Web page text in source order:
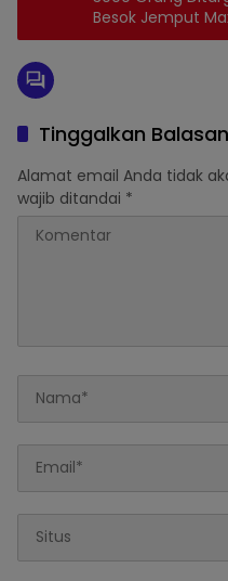
Nemagkawipos.com
kabupaten Mimika
Politik
Besok Jemput
Moses Kilangin
Tinggalkan Balasan
Alamat email Anda tidak
wajib ditandai *